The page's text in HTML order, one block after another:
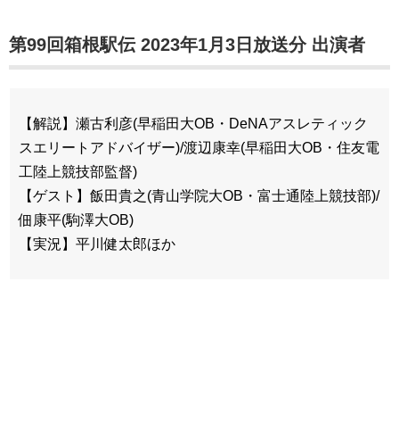
第99回箱根駅伝 2023年1月3日放送分 出演者
【解説】瀬古利彦(早稲田大OB・DeNAアスレティック
スエリートアドバイザー)/渡辺康幸(早稲田大OB・住友電
工陸上競技部監督)
【ゲスト】飯田貴之(青山学院大OB・富士通陸上競技部)/
佃康平(駒澤大OB)
【実況】平川健太郎ほか